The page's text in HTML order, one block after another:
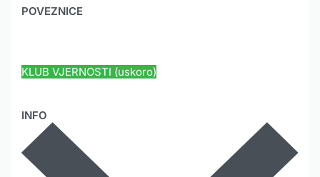
INFO
POVEZNICE
KLUB VJERNOSTI (uskoro)